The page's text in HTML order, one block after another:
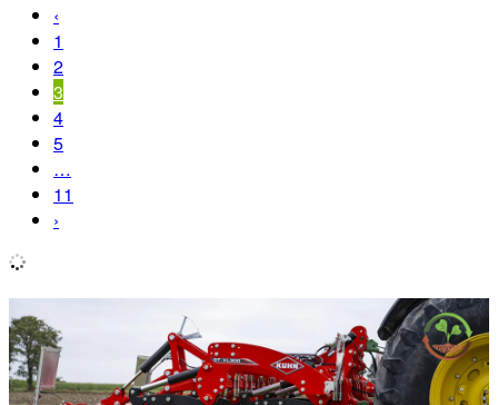
‹
1
2
3
4
5
…
11
›